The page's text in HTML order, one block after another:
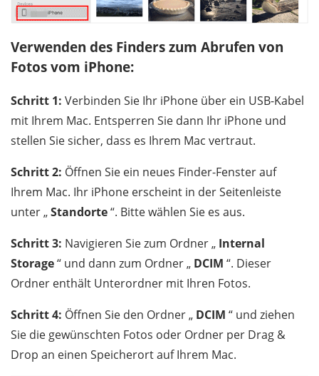
Verwenden des Finders zum Abrufen von
Fotos vom iPhone:
Schritt 1: Verbinden Sie Ihr iPhone über ein USB-Kabel
mit Ihrem Mac. Entsperren Sie dann Ihr iPhone und
stellen Sie sicher, dass es Ihrem Mac vertraut.
Schritt 2: Öffnen Sie ein neues Finder-Fenster auf
Ihrem Mac. Ihr iPhone erscheint in der Seitenleiste
unter „Standorte“. Bitte wählen Sie es aus.
Schritt 3: Navigieren Sie zum Ordner „ Internal
Storage“ und dann zum Ordner „ DCIM “. Dieser
Ordner enthält Unterordner mit Ihren Fotos.
Schritt 4: Öffnen Sie den Ordner „ DCIM “ und ziehen
Sie die gewünschten Fotos oder Ordner per Drag &
Drop an einen Speicherort auf Ihrem Mac.